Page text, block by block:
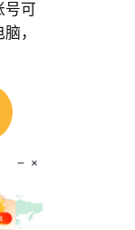
号可
，